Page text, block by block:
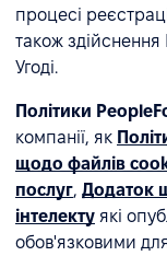
процесі
також здійснення
Угоді.
Політики
компанії, як
щодо файлів
послуг, Додаток
інтелекту які
обов'язковими